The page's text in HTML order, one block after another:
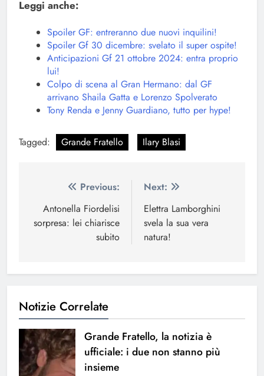
Leggi anche:
Spoiler GF: entreranno due nuovi inquilini!
Spoiler Gf 30 dicembre: svelato il super ospite!
Anticipazioni Gf 21 ottobre 2024: entra proprio
lui!
Colpo di scena al Gran Hermano: dal GF
arrivano Shaila Gatta e Lorenzo Spolverato
Tony Renda e Jenny Guardiano, tutto per hype!
Tagged: Grande Fratello Ilary Blasi
Navigazione
articoli
Previous:
Antonella Fiordelisi
sorpresa: lei chiarisce
subito
Next:
Elettra Lamborghini
svela la sua vera
natura!
Notizie Correlate
Grande Fratello, la notizia è
ufficiale: i due non stanno più
insieme